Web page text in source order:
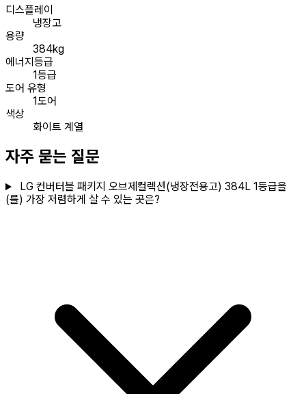
디스플레이
냉장고
용량
384kg
에너지등급
1등급
도어 유형
1도어
색상
화이트 계열
자주 묻는 질문
LG 컨버터블 패키지 오브제컬렉션(냉장전용고) 384L 1등급을
(를) 가장 저렴하게 살 수 있는 곳은?